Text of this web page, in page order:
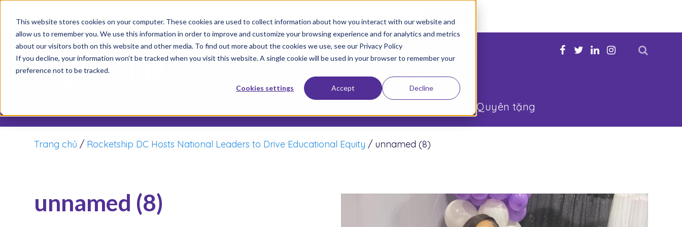
This website stores cookies on your computer. These cookies are used to collect information about how you interact with our website and
allow us to remember you. We use this information in order to improve and customize your browsing experience and for analytics and metrics
about our visitors both on this website and other media. To find out more about the cookies we use, see our Privacy Policy
If you decline, your information won’t be tracked when you visit this website. A single cookie will be used in your browser to remember your
preference not to be tracked.
Cookies settings Accept Decline
Tham gia Phong trào của chúng tôi Đăng ký cho con bạn
Trường học Kết quả
Quyên tặng
Trang chủ / Rocketship DC Hosts National Leaders to Drive Educational Equity / unnamed (8)
unnamed (8)